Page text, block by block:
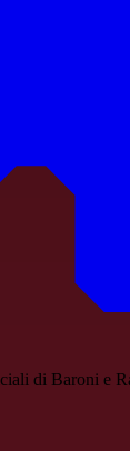
di Baroni e